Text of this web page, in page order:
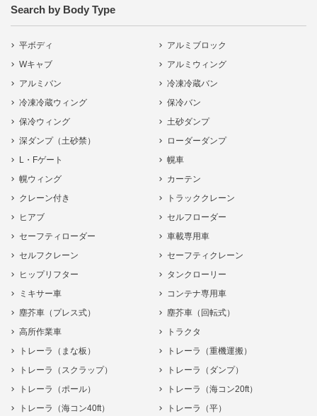
Search by Body Type
平ボディ
アルミブロック
Wキャブ
アルミウィング
アルミバン
冷凍冷蔵バン
冷凍冷蔵ウィング
保冷バン
保冷ウィング
土砂ダンプ
深ダンプ（土砂禁）
ローダーダンプ
L・Fゲート
幌車
幌ウィング
カーテン
クレーン付き
トラッククレーン
ヒアブ
セルフローダー
セーフティローダー
車載専用車
セルフクレーン
セーフティクレーン
ヒップリフター
タンクローリー
ミキサー車
コンテナ専用車
塵芥車（プレス式）
塵芥車（回転式）
高所作業車
トラクタ
トレーラ（まな板）
トレーラ（重機運搬）
トレーラ（スクラップ）
トレーラ（ダンプ）
トレーラ（ポール）
トレーラ（海コン20ft）
トレーラ（海コン40ft）
トレーラ（平）